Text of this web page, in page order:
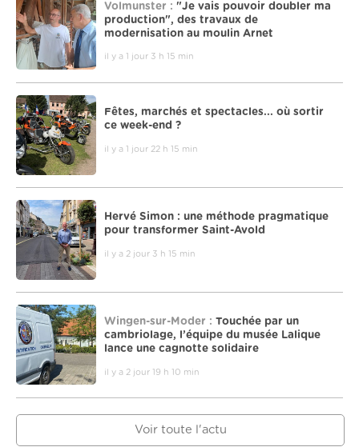
Volmunster : "Je vais pouvoir doubler ma
production", des travaux de
modernisation au moulin Arnet
il y a 1 jour 3 h 15 min
Fêtes, marchés et spectacles... où sortir
ce week-end ?
il y a 1 jour 22 h 15 min
Hervé Simon : une méthode pragmatique
pour transformer Saint-Avold
il y a 2 jour 3 h 15 min
Wingen-sur-Moder : Touchée par un
cambriolage, l’équipe du musée Lalique
lance une cagnotte solidaire
il y a 2 jour 19 h 10 min
Voir toute l'actu